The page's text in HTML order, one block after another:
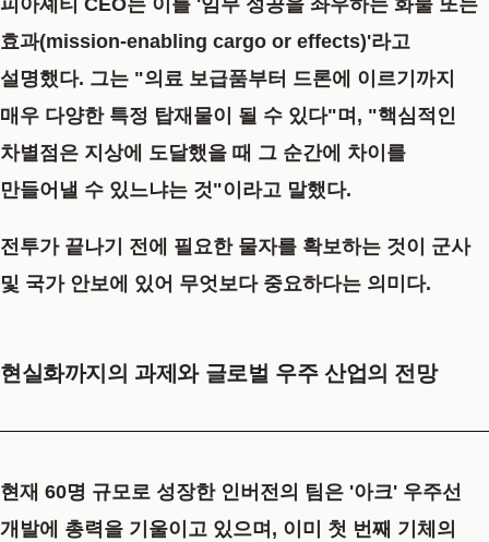
효과(mission-enabling cargo or effects)'라고
설명했다. 그는 "의료 보급품부터 드론에 이르기까지
매우 다양한 특정 탑재물이 될 수 있다"며, "핵심적인
차별점은 지상에 도달했을 때 그 순간에 차이를
만들어낼 수 있느냐는 것"이라고 말했다.
전투가 끝나기 전에 필요한 물자를 확보하는 것이 군사
및 국가 안보에 있어 무엇보다 중요하다는 의미다.
현실화까지의 과제와 글로벌 우주 산업의 전망
현재 60명 규모로 성장한 인버전의 팀은 '아크' 우주선
개발에 총력을 기울이고 있으며, 이미 첫 번째 기체의